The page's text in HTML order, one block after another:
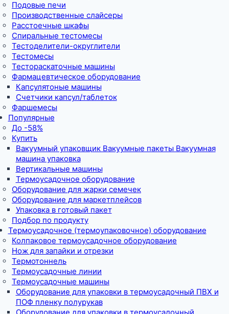
Подовые печи
Производственные слайсеры
Расстоечные шкафы
Спиральные тестомесы
Тестоделители-округлители
Тестомесы
Тестораскаточные машины
Фармацевтическое оборудование
Капсулятоные машины
Счетчики капсул/таблеток
Фаршемесы
Популярные
До -58%
Купить
Вакуумный упаковщик Вакуумные пакеты Вакуумная
машина упаковка
Вертикальные машины
Термоусадочное оборудование
Оборудование для жарки семечек
Оборудование для маркетплейсов
Упаковка в готовый пакет
Подбор по продукту
Термоусадочное (термоупаковочное) оборудование
Колпаковое термоусадочное оборудование
Нож для запайки и отрезки
Термотоннель
Термоусадочные линии
Термоусадочные машины
Оборудование для упаковки в термоусадочный ПВХ и
ПОФ пленку полурукав